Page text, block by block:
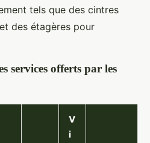
tels que des cintres
des étagères pour
services offerts par les
V
i